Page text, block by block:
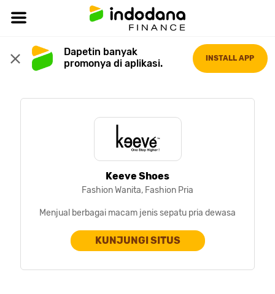
Dapetin banyak
promonya di aplikasi.
INSTALL APP
Keeve Shoes
Fashion Wanita, Fashion Pria
Menjual berbagai macam jenis sepatu pria dewasa
KUNJUNGI SITUS